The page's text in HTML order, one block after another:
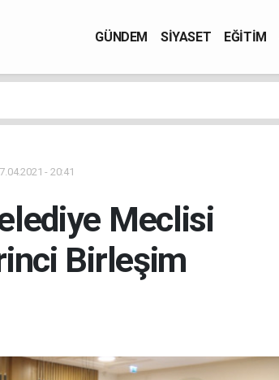
GÜNDEM SİYASET EĞİTİM
- 20:41
Meclisi
Birleşim